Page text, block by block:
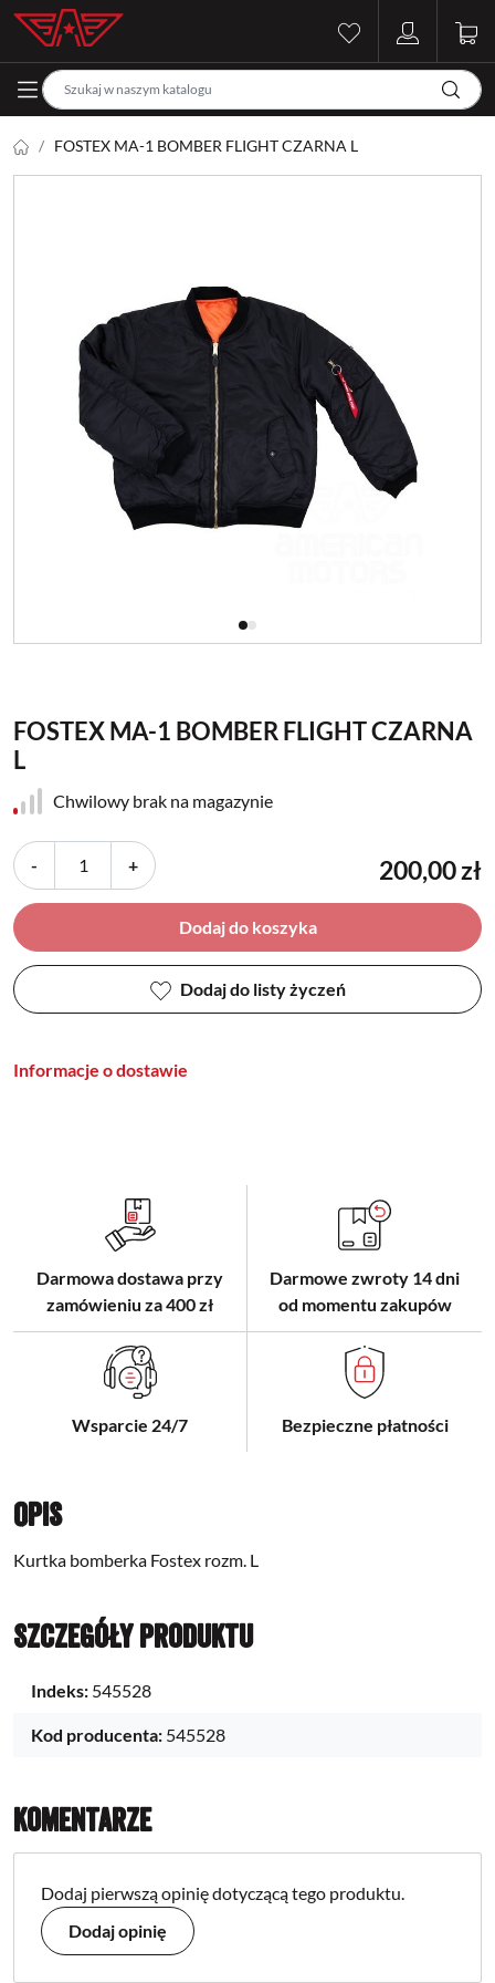
FOSTEX MA-1 BOMBER FLIGHT CZARNA L
FOSTEX MA-1 BOMBER FLIGHT CZARNA
L
Chwilowy brak na magazynie
- + 200,00 zł
Dodaj do koszyka
Dodaj do listy życzeń
Informacje o dostawie
Darmowa dostawa przy
zamówieniu za 400 zł
Darmowe zwroty 14 dni
od momentu zakupów
Wsparcie 24/7 Bezpieczne płatności
Opis
Kurtka bomberka Fostex rozm. L
Szczegóły produktu
Indeks: 545528
Kod producenta: 545528
Komentarze
Dodaj pierwszą opinię dotyczącą tego produktu.
Dodaj opinię